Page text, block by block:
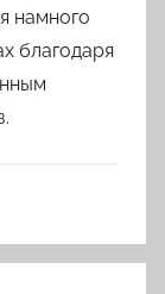
намного
благодаря